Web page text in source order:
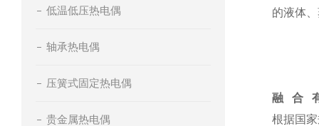
低温低压热电偶
轴承热电偶
压簧式固定热电偶
贵金属热电偶
的液体
融 合
根据国